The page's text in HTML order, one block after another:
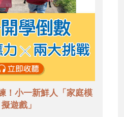
！小一新鮮人「家庭模
擬遊戲」